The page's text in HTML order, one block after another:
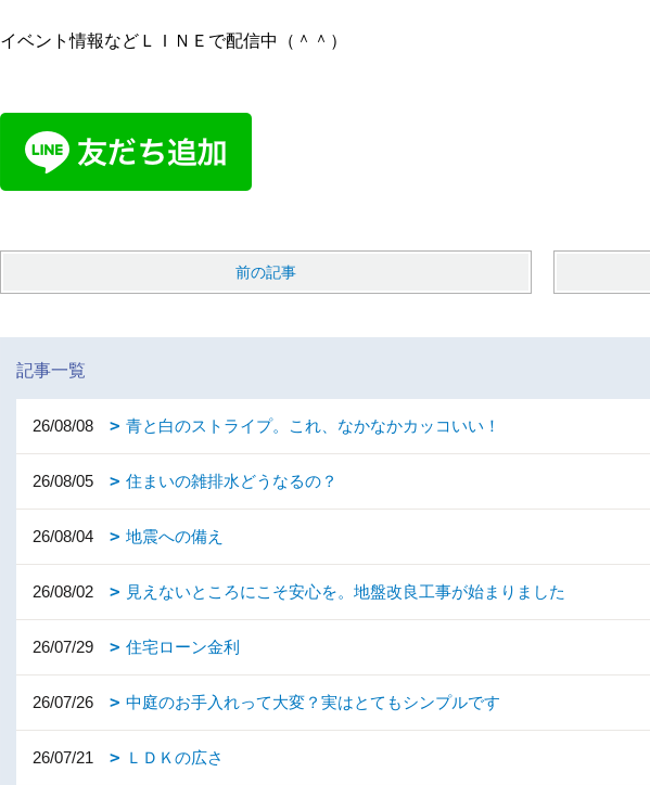
イベント情報などＬＩＮＥで配信中（＾＾）
前の記事
記事一覧
26/08/08 青と白のストライプ。これ、なかなかカッコいい！
26/08/05 住まいの雑排水どうなるの？
26/08/04 地震への備え
26/08/02 見えないところにこそ安心を。地盤改良工事が始まりました
26/07/29 住宅ローン金利
26/07/26 中庭のお手入れって大変？実はとてもシンプルです
26/07/21 ＬＤＫの広さ